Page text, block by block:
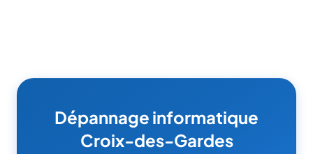
Dépannage informatique
Croix-des-Gardes